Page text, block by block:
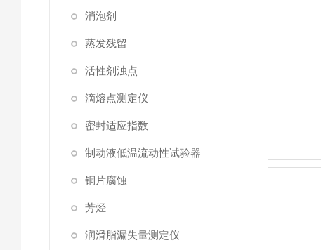
消泡剂
蒸发残留
活性剂浊点
滴熔点测定仪
密封适应指数
制动液低温流动性试验器
铜片腐蚀
芳烃
润滑脂漏失量测定仪